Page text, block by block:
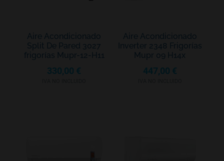
Aire Acondicionado
Split De Pared 3027
frigorías Mupr-12-H11
330,00 €
Aire Acondicionado
Inverter 2348 Frigorías
Mupr 09 H14x
447,00 €